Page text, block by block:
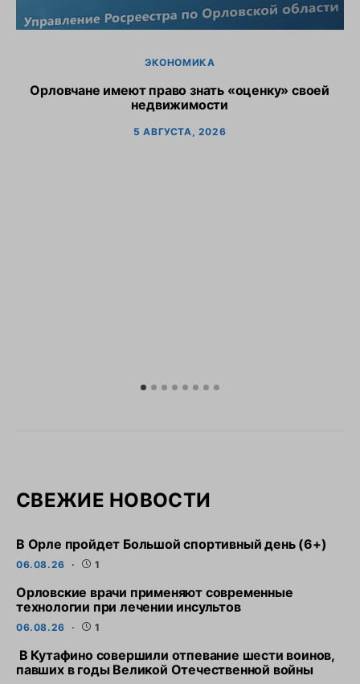
ЭКОНОМИКА
Орловчане имеют право знать «оценку» своей
недвижимости
5 АВГУСТА, 2026
СВЕЖИЕ НОВОСТИ
В Орле пройдет Большой спортивный день (6+)
06.08.26 1
Орловские врачи применяют современные
технологии при лечении инсультов
06.08.26 1
В Кутафино совершили отпевание шести воинов,
павших в годы Великой Отечественной войны